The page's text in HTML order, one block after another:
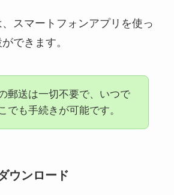
スマートフォンアプリを使っ
できます。
郵送は一切不要で、いつで
でも手続きが可能です。
ウンロード